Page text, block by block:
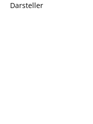
Darsteller